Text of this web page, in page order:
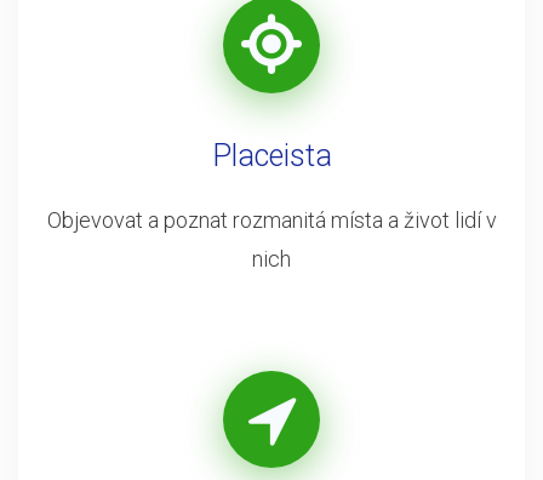
Placeista
Objevovat a poznat rozmanitá místa a život lidí v
nich